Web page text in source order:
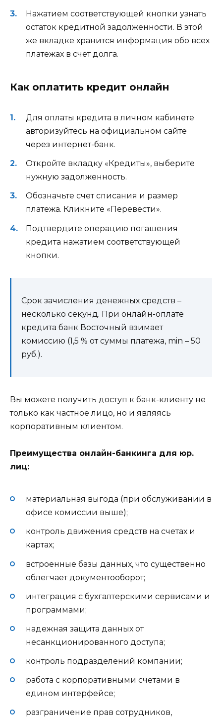
Нажатием соответствующей кнопки узнать
остаток кредитной задолженности. В этой
же вкладке хранится информация обо всех
платежах в счет долга.
Как оплатить кредит онлайн
Для оплаты кредита в личном кабинете
авторизуйтесь на официальном сайте
через интернет-банк.
Откройте вкладку «Кредиты», выберите
нужную задолженность.
Обозначьте счет списания и размер
платежа. Кликните «Перевести».
Подтвердите операцию погашения
кредита нажатием соответствующей
кнопки.
Срок зачисления денежных средств –
несколько секунд. При онлайн-оплате
кредита банк Восточный взимает
комиссию (1,5 % от суммы платежа, min – 50
руб.).
Вы можете получить доступ к банк-клиенту не
только как частное лицо, но и являясь
корпоративным клиентом.
Преимущества онлайн-банкинга для юр.
лиц:
материальная выгода (при обслуживании в
офисе комиссии выше);
контроль движения средств на счетах и
картах;
встроенные базы данных, что существенно
облегчает документооборот;
интеграция с бухгалтерскими сервисами и
программами;
надежная защита данных от
несанкционированного доступа;
контроль подразделений компании;
работа с корпоративными счетами в
едином интерфейсе;
разграничение прав сотрудников,